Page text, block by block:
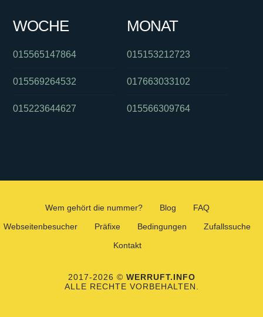
WOCHE
015565147864
015569264532
015223644627
MONAT
015153212723
017663033102
015566309764
Wem gehört die nummer? Blog
FAQ
Webseitenbesucher
Präfixe Bedingungen
Zufallssuche
Kontakt
2017-2026 © WERRUFT.INFO
ALLE RECHTE VORBEHALTEN.